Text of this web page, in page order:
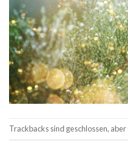
Trackbacks sind geschlossen,